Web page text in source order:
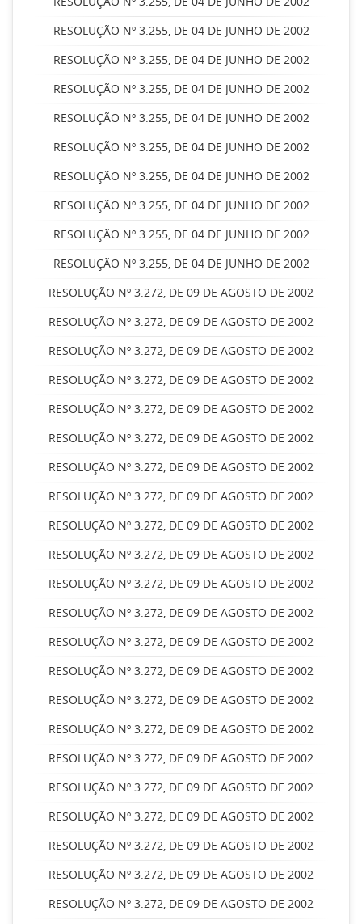
RESOLUÇÃO Nº 3.255, DE 04 DE JUNHO DE 2002
RESOLUÇÃO Nº 3.255, DE 04 DE JUNHO DE 2002
RESOLUÇÃO Nº 3.255, DE 04 DE JUNHO DE 2002
RESOLUÇÃO Nº 3.255, DE 04 DE JUNHO DE 2002
RESOLUÇÃO Nº 3.255, DE 04 DE JUNHO DE 2002
RESOLUÇÃO Nº 3.255, DE 04 DE JUNHO DE 2002
RESOLUÇÃO Nº 3.255, DE 04 DE JUNHO DE 2002
RESOLUÇÃO Nº 3.255, DE 04 DE JUNHO DE 2002
RESOLUÇÃO Nº 3.255, DE 04 DE JUNHO DE 2002
RESOLUÇÃO Nº 3.272, DE 09 DE AGOSTO DE 2002
RESOLUÇÃO Nº 3.272, DE 09 DE AGOSTO DE 2002
RESOLUÇÃO Nº 3.272, DE 09 DE AGOSTO DE 2002
RESOLUÇÃO Nº 3.272, DE 09 DE AGOSTO DE 2002
RESOLUÇÃO Nº 3.272, DE 09 DE AGOSTO DE 2002
RESOLUÇÃO Nº 3.272, DE 09 DE AGOSTO DE 2002
RESOLUÇÃO Nº 3.272, DE 09 DE AGOSTO DE 2002
RESOLUÇÃO Nº 3.272, DE 09 DE AGOSTO DE 2002
RESOLUÇÃO Nº 3.272, DE 09 DE AGOSTO DE 2002
RESOLUÇÃO Nº 3.272, DE 09 DE AGOSTO DE 2002
RESOLUÇÃO Nº 3.272, DE 09 DE AGOSTO DE 2002
RESOLUÇÃO Nº 3.272, DE 09 DE AGOSTO DE 2002
RESOLUÇÃO Nº 3.272, DE 09 DE AGOSTO DE 2002
RESOLUÇÃO Nº 3.272, DE 09 DE AGOSTO DE 2002
RESOLUÇÃO Nº 3.272, DE 09 DE AGOSTO DE 2002
RESOLUÇÃO Nº 3.272, DE 09 DE AGOSTO DE 2002
RESOLUÇÃO Nº 3.272, DE 09 DE AGOSTO DE 2002
RESOLUÇÃO Nº 3.272, DE 09 DE AGOSTO DE 2002
RESOLUÇÃO Nº 3.272, DE 09 DE AGOSTO DE 2002
RESOLUÇÃO Nº 3.272, DE 09 DE AGOSTO DE 2002
RESOLUÇÃO Nº 3.272, DE 09 DE AGOSTO DE 2002
RESOLUÇÃO Nº 3.272, DE 09 DE AGOSTO DE 2002